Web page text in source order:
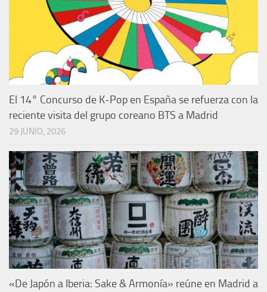
El 14° Concurso de K-Pop en España se refuerza con la
reciente visita del grupo coreano BTS a Madrid
29 JUNIO, 2026
«De Japón a Iberia: Sake & Armonía» reúne en Madrid a